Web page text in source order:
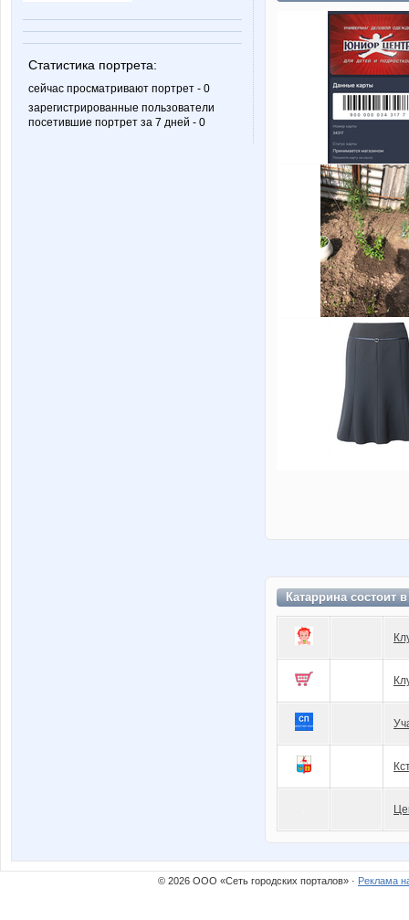
Статистика портрета:
сейчас просматривают портрет - 0
зарегистрированные пользователи
посетившие портрет за 7 дней - 0
Катаррина состоит
© 2026 ООО «Сеть городских порталов» · Реклама